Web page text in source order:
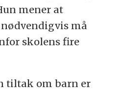
mener at
må
skolens fire
tiltak om barn er